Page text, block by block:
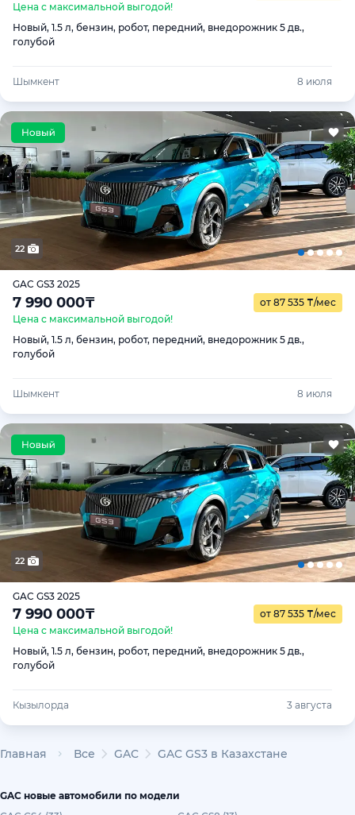
Цена с максимальной выгодой!
Новый, 1.5 л, бензин, робот, передний, внедорожник 5 дв.,
голубой
Шымкент 8 июля
22
GAC GS3 2025
7 990 000₸ от 87 535 ₸/мес
Цена с максимальной выгодой!
Новый, 1.5 л, бензин, робот, передний, внедорожник 5 дв.,
голубой
Шымкент 8 июля
22
GAC GS3 2025
7 990 000₸ от 87 535 ₸/мес
Цена с максимальной выгодой!
Новый, 1.5 л, бензин, робот, передний, внедорожник 5 дв.,
голубой
Кызылорда 3 августа
Главная Все GAC GAC GS3 в Казахстане
GAC новые автомобили по модели